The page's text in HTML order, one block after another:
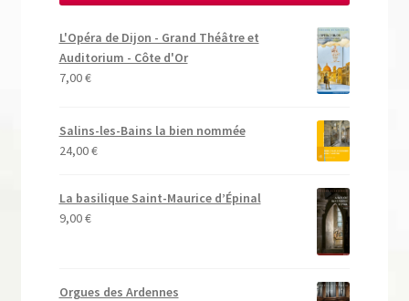
L'Opéra de Dijon - Grand Théâtre et
Auditorium - Côte d'Or
7,00€
Salins-les-Bains la bien nommée
24,00€
La basilique Saint-Maurice d’Épinal
9,00€
Orgues des Ardennes